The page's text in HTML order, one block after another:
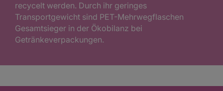
recycelt werden. Durch ihr geringes
Transportgewicht sind PET-Mehrwegflaschen
Gesamtsieger in der Ökobilanz bei
Getränkeverpackungen.